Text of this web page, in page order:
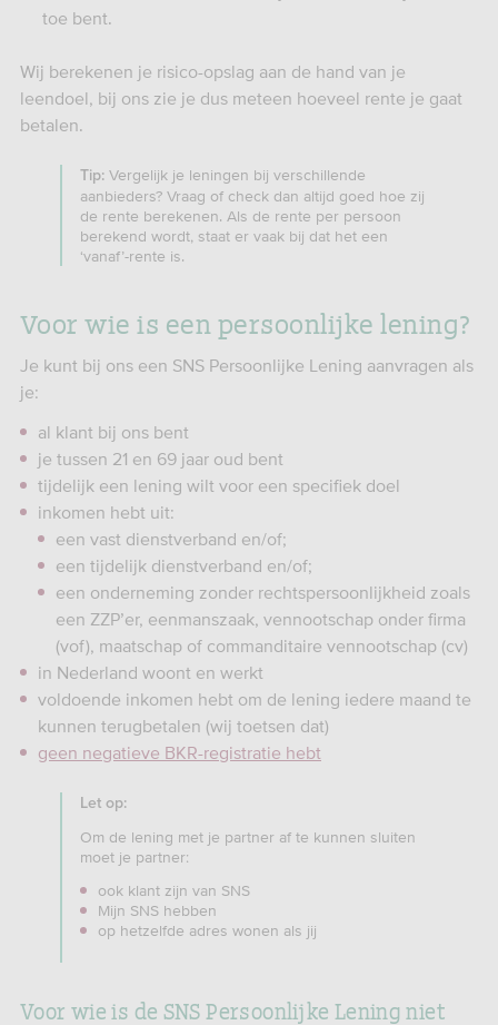
toe bent.
Wij berekenen je risico-opslag aan de hand van je
leendoel, bij ons zie je dus meteen hoeveel rente je gaat
betalen.
Tip: Vergelijk je leningen bij verschillende
aanbieders? Vraag of check dan altijd goed hoe zij
de rente berekenen. Als de rente per persoon
berekend wordt, staat er vaak bij dat het een
‘vanaf’-rente is.
Voor wie is een persoonlijke lening?
Je kunt bij ons een SNS Persoonlijke Lening aanvragen als
je:
al klant bij ons bent
je tussen 21 en 69 jaar oud bent
tijdelijk een lening wilt voor een specifiek doel
inkomen hebt uit:
een vast dienstverband en/of;
een tijdelijk dienstverband en/of;
een onderneming zonder rechtspersoonlijkheid zoals
een ZZP’er, eenmanszaak, vennootschap onder firma
(vof), maatschap of commanditaire vennootschap (cv)
in Nederland woont en werkt
voldoende inkomen hebt om de lening iedere maand te
kunnen terugbetalen (wij toetsen dat)
geen negatieve BKR-registratie hebt
Let op:
Om de lening met je partner af te kunnen sluiten
moet je partner:
ook klant zijn van SNS
Mijn SNS hebben
op hetzelfde adres wonen als jij
Voor wie is de SNS Persoonlijke Lening niet